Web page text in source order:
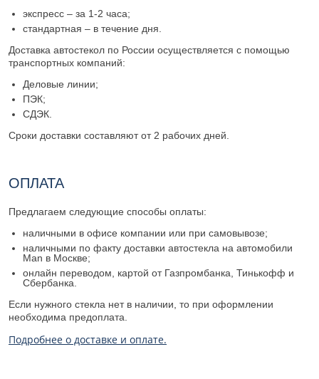
экспресс – за 1-2 часа;
стандартная – в течение дня.
Доставка автостекол по России осуществляется с помощью
транспортных компаний:
Деловые линии;
ПЭК;
СДЭК.
Сроки доставки составляют от 2 рабочих дней.
ОПЛАТА
Предлагаем следующие способы оплаты:
наличными в офисе компании или при самовывозе;
наличными по факту доставки автостекла на автомобили
Man в Москве;
онлайн переводом, картой от Газпромбанка, Тинькофф и
Сбербанка.
Если нужного стекла нет в наличии, то при оформлении
необходима предоплата.
Подробнее о доставке и оплате.